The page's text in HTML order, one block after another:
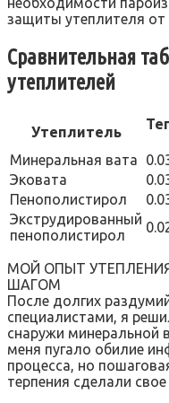
защиты утеплителя от
Сравнительная
утеплителей
Утеплитель
Минеральная вата
Эковата
Пенополистирол
Экструдированный
пенополистирол
МОЙ ОПЫТ
ШАГОМ
После долгих
специалистами, я
снаружи минеральной
меня пугало обилие
процесса, но
терпения сделали